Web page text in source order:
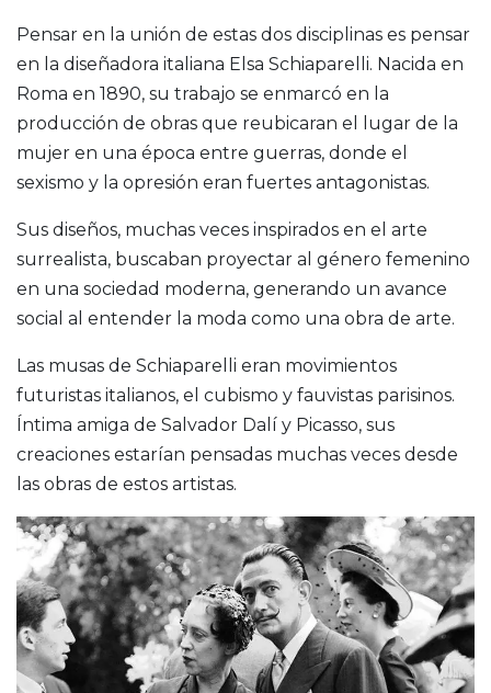
Pensar en la unión de estas dos disciplinas es pensar
en la diseñadora italiana Elsa Schiaparelli. Nacida en
Roma en 1890, su trabajo se enmarcó en la
producción de obras que reubicaran el lugar de la
mujer en una época entre guerras, donde el
sexismo y la opresión eran fuertes antagonistas.
Sus diseños, muchas veces inspirados en el arte
surrealista, buscaban proyectar al género femenino
en una sociedad moderna, generando un avance
social al entender la moda como una obra de arte.
Las musas de Schiaparelli eran movimientos
futuristas italianos, el cubismo y fauvistas parisinos.
Íntima amiga de Salvador Dalí y Picasso, sus
creaciones estarían pensadas muchas veces desde
las obras de estos artistas.